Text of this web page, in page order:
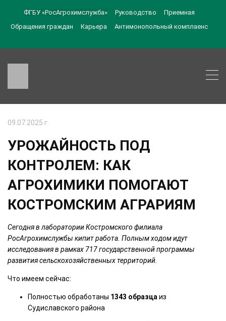
ФГБУ «РосАгрохимслужба» Руководство
Приемная
Обращения граждан
Карьера Антимонопольный комплаенс
09.07.2025 г.
УРОЖАЙНОСТЬ ПОД
КОНТРОЛЕМ: КАК
АГРОХИМИКИ ПОМОГАЮТ
КОСТРОМСКИМ АГРАРИЯМ
Сегодня в лаборатории Костромского филиала
РосАгрохимслужбы кипит работа. Полным ходом идут
исследования в рамках 717 государственной программы
развития сельскохозяйственных территорий.
Что имеем сейчас:
Полностью обработаны 1343 образца из
Судиславского района